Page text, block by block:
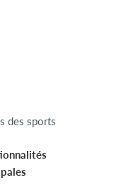
des sports